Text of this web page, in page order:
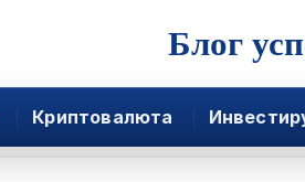
Блог
Криптовалюта